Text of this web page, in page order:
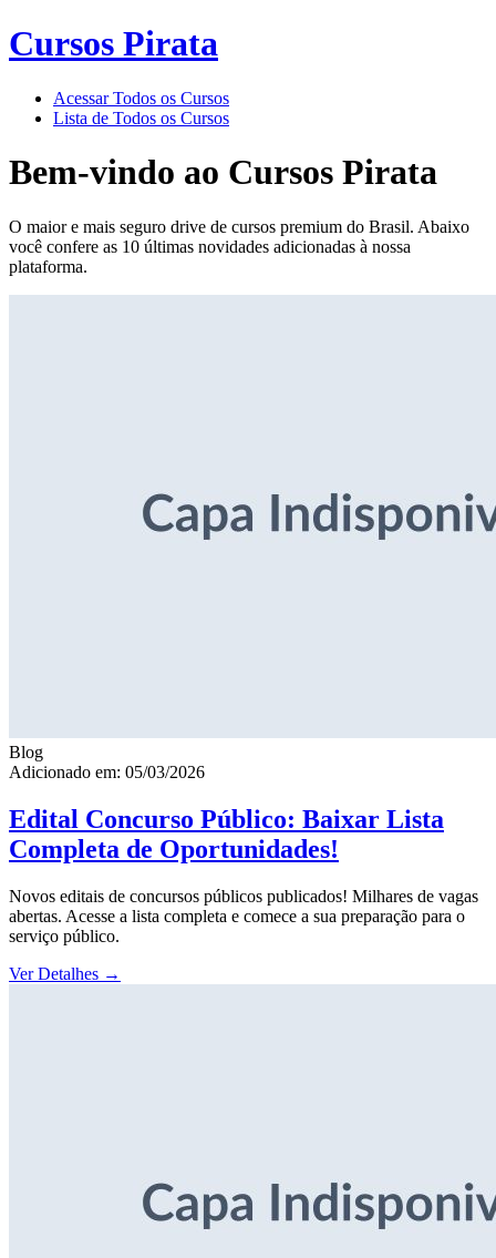
Cursos Pirata
Acessar Todos os Cursos
Lista de Todos os Cursos
Bem-vindo ao Cursos Pirata
O maior e mais seguro drive de cursos premium do Brasil. Abaixo
você confere as 10 últimas novidades adicionadas à nossa
plataforma.
Blog
Adicionado em: 05/03/2026
Edital Concurso Público: Baixar Lista
Completa de Oportunidades!
Novos editais de concursos públicos publicados! Milhares de vagas
abertas. Acesse a lista completa e comece a sua preparação para o
serviço público.
Ver Detalhes →